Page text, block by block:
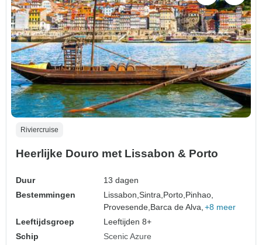
Riviercruise
Heerlijke Douro met Lissabon & Porto
Duur
13 dagen
Bestemmingen
Lissabon,Sintra, Porto, Pinhao,
Provesende, Barca de Alva, +8 meer
Leeftijdsgroep
Leeftijden 8+
Schip
Scenic Azure